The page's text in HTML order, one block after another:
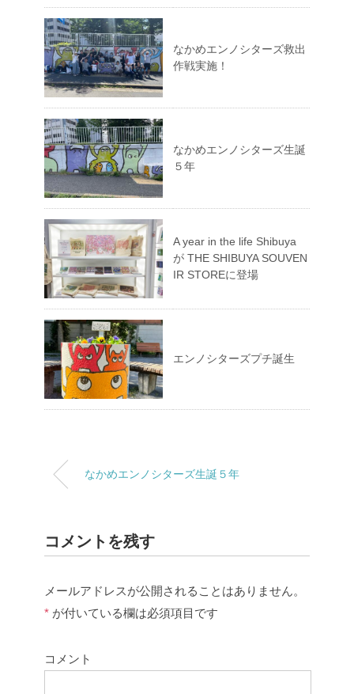
なかめエンノシターズ救出
作戦実施！
なかめエンノシターズ生誕
５年
A year in the life Shibuya
が THE SHIBUYA SOUVEN
IR STOREに登場
エンノシターズプチ誕生
なかめエンノシターズ生誕５年
コメントを残す
メールアドレスが公開されることはありません。
* が付いている欄は必須項目です
コメント